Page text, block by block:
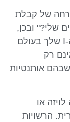
של קבלת
שלי?" ובכן,
הכל עניין של חציית ה-T שלך ונקודות ה-I שלך בעולם
רק
אותנטיות
או
הרשויות